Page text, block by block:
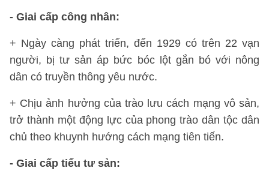
- Giai cấp công nhân:
+ Ngày càng phát triển, đến 1929 có trên 22 vạn
người, bị tư sản áp bức bóc lột gắn bó với nông
dân có truyền thông yêu nước.
+ Chịu ảnh hưởng của trào lưu cách mạng vô sản,
trở thành một động lực của phong trào dân tộc dân
chủ theo khuynh hướng cách mạng tiên tiến.
- Giai cấp tiểu tư sản: